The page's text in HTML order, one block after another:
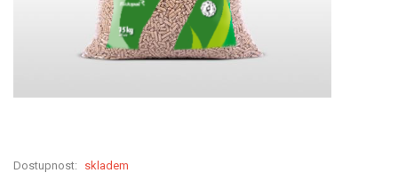
Dostupnost: skladem